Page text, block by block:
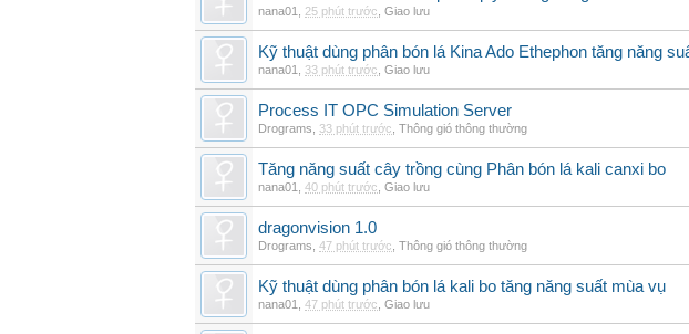
nana01 25 phút trước Giao lưu
Kỹ thuật dùng phân bón lá Kina Ado Ethephon tăng năng
nana01 33 phút trước Giao lưu
Process IT OPC Simulation Server
Drograms 33 phút trước Thông gió thông thường
Tăng năng suất cây trồng cùng Phân bón lá kali canxi bo
nana01 40 phút trước Giao lưu
dragonvision 1.0
Drograms 47 phút trước Thông gió thông thường
Kỹ thuật dùng phân bón lá kali bo tăng năng suất mùa vụ
nana01 47 phút trước Giao lưu